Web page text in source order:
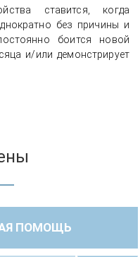
ставится, когда
без причины и
боится новой
и/или демонстрирует
ПОМОЩЬ